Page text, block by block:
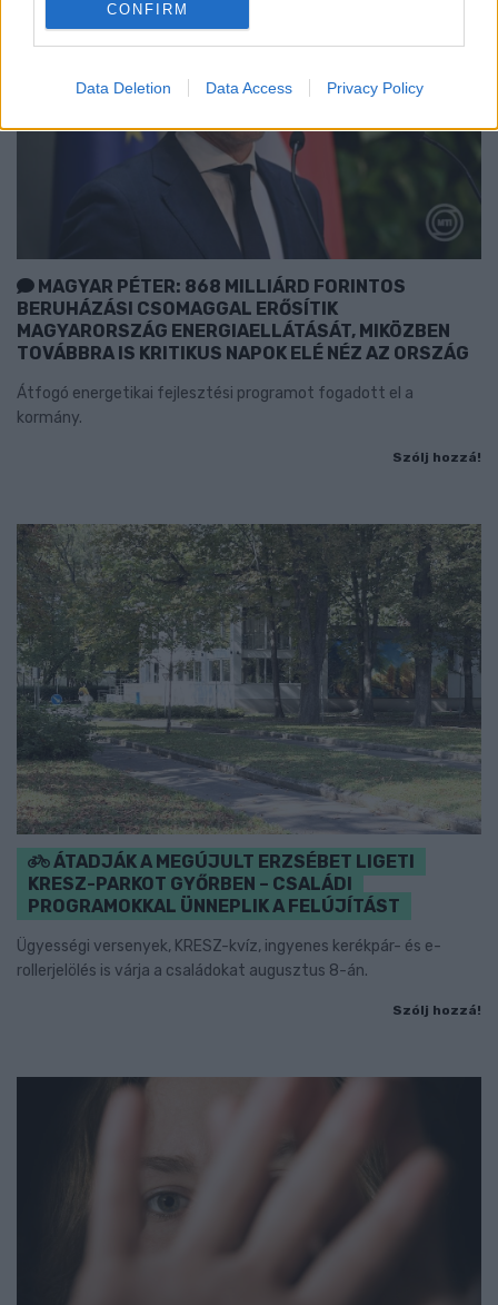
CONFIRM
Data Deletion Data Access Privacy Policy
MAGYAR PÉTER: 868 MILLIÁRD FORINTOS
BERUHÁZÁSI CSOMAGGAL ERŐSÍTIK
MAGYARORSZÁG ENERGIAELLÁTÁSÁT, MIKÖZBEN
TOVÁBBRA IS KRITIKUS NAPOK ELÉ NÉZ AZ ORSZÁG
Átfogó energetikai fejlesztési programot fogadott el a
kormány.
Szólj hozzá!
ÁTADJÁK A MEGÚJULT ERZSÉBET LIGETI
KRESZ-PARKOT GYŐRBEN – CSALÁDI
PROGRAMOKKAL ÜNNEPLIK A FELÚJÍTÁST
Ügyességi versenyek, KRESZ-kvíz, ingyenes kerékpár- és e-
rollerjelölés is várja a családokat augusztus 8-án.
Szólj hozzá!